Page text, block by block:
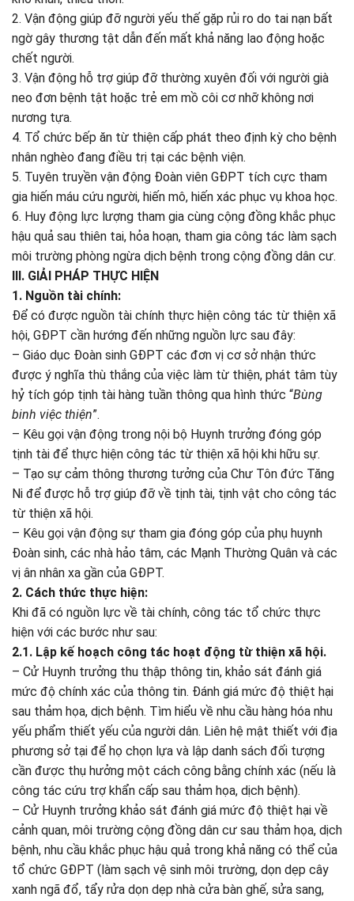
2. Vận động giúp đỡ người yếu thế gặp rủi ro do tai nạn bất
ngờ gây thương tật dẫn đến mất khả năng lao động hoặc
chết người.
3. Vận động hỗ trợ giúp đỡ thường xuyên đối với người già
neo đơn bệnh tật hoặc trẻ em mồ côi cơ nhỡ không nơi
nương tựa.
4. Tổ chức bếp ăn từ thiện cấp phát theo định kỳ cho bệnh
nhân nghèo đang điều trị tại các bệnh viện.
5. Tuyên truyền vận động Đoàn viên GĐPT tích cực tham
gia hiến máu cứu người, hiến mô, hiến xác phục vụ khoa học.
6. Huy động lực lượng tham gia cùng cộng đồng khắc phục
hậu quả sau thiên tai, hỏa hoạn, tham gia công tác làm sạch
môi trường phòng ngừa dịch bệnh trong cộng đồng dân cư.
III. GIẢI PHÁP THỰC HIỆN
1. Nguồn tài chính:
Để có được nguồn tài chính thực hiện công tác từ thiện xã
hội, GĐPT cần hướng đến những nguồn lực sau đây:
– Giáo dục Đoàn sinh GĐPT các đơn vị cơ sở nhận thức
được ý nghĩa thù thắng của việc làm từ thiện, phát tâm tùy
hỷ tích góp tịnh tài hàng tuần thông qua hình thức “Bùng
binh việc thiện”.
– Kêu gọi vận động trong nội bộ Huynh trưởng đóng góp
tịnh tài để thực hiện công tác từ thiện xã hội khi hữu sự.
– Tạo sự cảm thông thương tưởng của Chư Tôn đức Tăng
Ni để được hỗ trợ giúp đỡ về tịnh tài, tịnh vật cho công tác
từ thiện xã hội.
– Kêu gọi vận động sự tham gia đóng góp của phụ huynh
Đoàn sinh, các nhà hảo tâm, các Mạnh Thường Quân và các
vị ân nhân xa gần của GĐPT.
2. Cách thức thực hiện:
Khi đã có nguồn lực về tài chính, công tác tổ chức thực
hiện với các bước như sau:
2.1. Lập kế hoạch công tác hoạt động từ thiện xã hội.
– Cử Huynh trưởng thu thập thông tin, khảo sát đánh giá
mức độ chính xác của thông tin. Đánh giá mức độ thiệt hại
sau thảm họa, dịch bệnh. Tìm hiểu về nhu cầu hàng hóa nhu
yếu phẩm thiết yếu của người dân. Liên hệ mật thiết với địa
phương sở tại để họ chọn lựa và lập danh sách đối tượng
cần được thụ hưởng một cách công bằng chính xác (nếu là
công tác cứu trợ khẩn cấp sau thảm họa, dịch bệnh).
– Cử Huynh trưởng khảo sát đánh giá mức độ thiệt hại về
cảnh quan, môi trường cộng đồng dân cư sau thảm họa, dịch
bệnh, nhu cầu khắc phục hậu quả trong khả năng có thể của
tổ chức GĐPT (làm sạch vệ sinh môi trường, dọn dẹp cây
xanh ngã đổ, tẩy rửa dọn dẹp nhà cửa bàn ghế, sửa sang,